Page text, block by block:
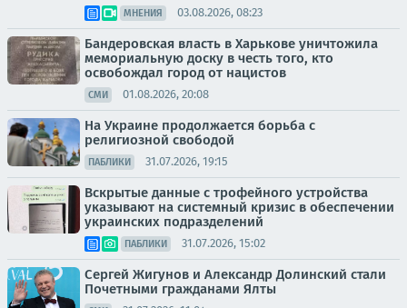
МНЕНИЯ 03.08.2026, 08:23
Бандеровская власть в Харькове уничтожила
мемориальную доску в честь того, кто
освобождал город от нацистов
СМИ 01.08.2026, 20:08
На Украине продолжается борьба с
религиозной свободой
ПАБЛИКИ 31.07.2026, 19:15
Вскрытые данные с трофейного устройства
указывают на системный кризис в обеспечении
украинских подразделений
ПАБЛИКИ 31.07.2026, 15:02
Сергей Жигунов и Александр Долинский стали
Почетными гражданами Ялты